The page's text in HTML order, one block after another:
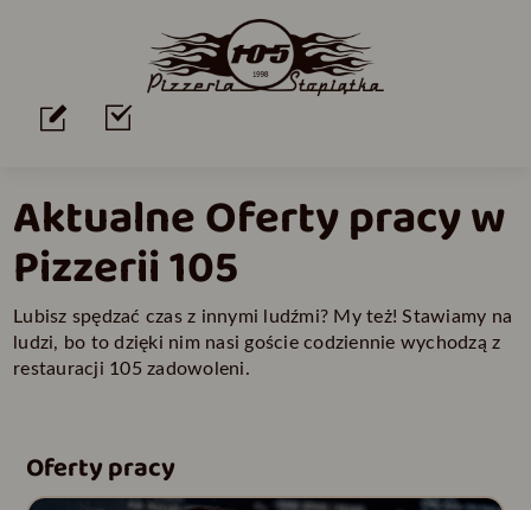
Aktualne Oferty pracy w
Pizzerii 105
Lubisz spędzać czas z innymi ludźmi? My też! Stawiamy na
ludzi, bo to dzięki nim nasi goście codziennie wychodzą z
restauracji 105 zadowoleni.
Oferty pracy